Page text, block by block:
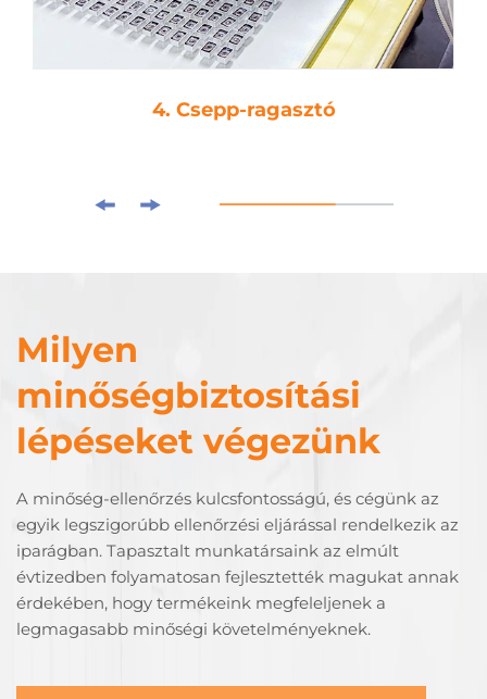
5. Lengyel
Milyen
minőségbiztosítási
lépéseket végezünk
A minőség-ellenőrzés kulcsfontosságú, és cégünk az
egyik legszigorúbb ellenőrzési eljárással rendelkezik az
iparágban. Tapasztalt munkatársaink az elmúlt
évtizedben folyamatosan fejlesztették magukat annak
érdekében, hogy termékeink megfeleljenek a
legmagasabb minőségi követelményeknek.